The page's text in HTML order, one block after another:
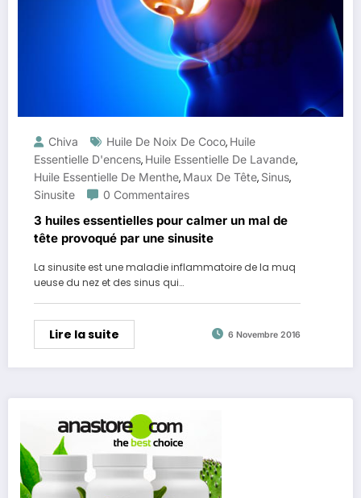
Chiva Huile De Noix De Coco, Huile
Essentielle D'encens, Huile Essentielle De Lavande,
Huile Essentielle De Menthe, Maux De Tête, Sinus,
Sinusite
0 Commentaires
3 huiles essentielles pour calmer un mal de
tête provoqué par une sinusite
La sinusite est une maladie inflammatoire de la muq
ueuse du nez et des sinus qui…
Lire la suite 6 Novembre 2016